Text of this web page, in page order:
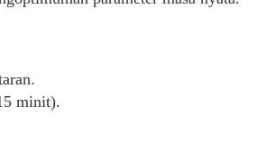
Pengguna daripada Teknologi
minit).